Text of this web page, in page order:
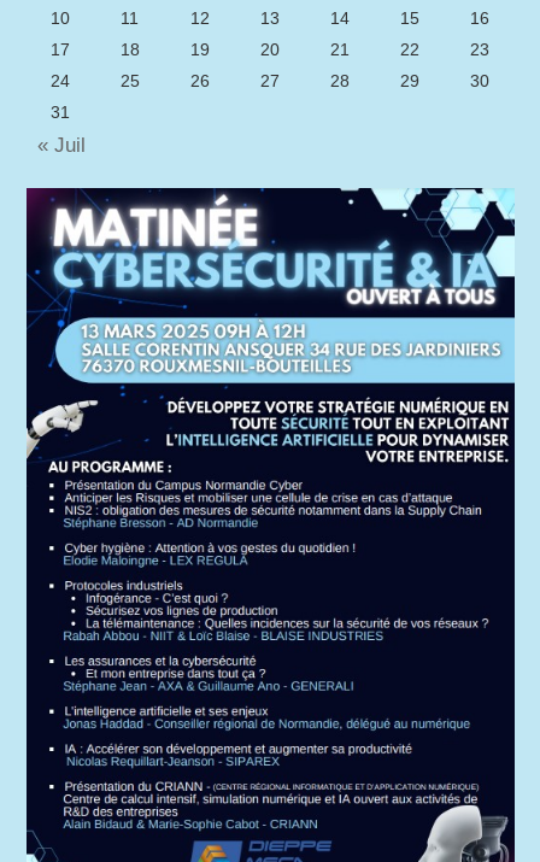
10 11 12 13 14 15
16
17
18 19 20 21 22
23
24
25 26 27 28 29
30
31
« Juil